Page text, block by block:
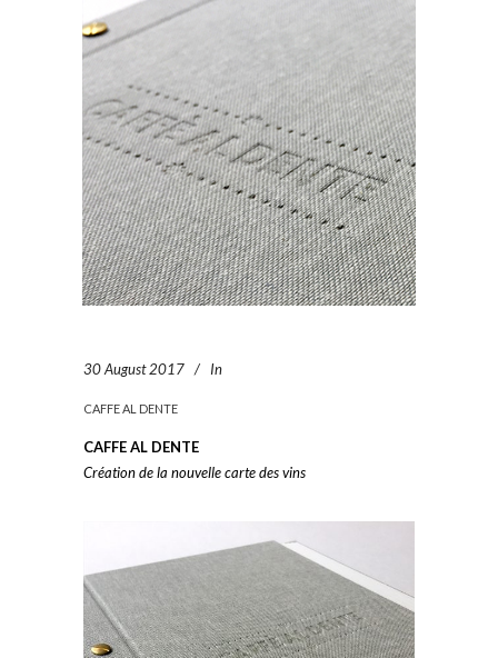
30 August 2017 In
CAFFE AL DENTE
CAFFE AL DENTE
Création de la nouvelle carte des vins